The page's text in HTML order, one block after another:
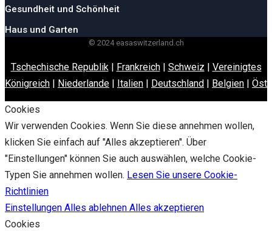
Gesundheit und Schönheit
Haus und Garten
© 2024 easaswitzerland.ch
Tschechische Republik| Frankreich| Schweiz | Vereinigtes
Königreich | Niederlande | Italien | Deutschland | Belgien |
Cookies
Wir verwenden Cookies. Wenn Sie diese annehmen wollen,
klicken Sie einfach auf "Alles akzeptieren". Über
"Einstellungen" können Sie auch auswählen, welche Cookie-
Typen Sie annehmen wollen. Lesen Sie unsere Cookie-
Richtlinien
Einstellungen Alles ablehnen Alles akzeptieren
Cookies